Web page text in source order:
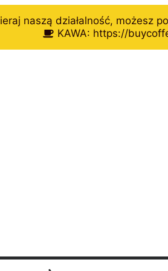
naszą działalność, możesz
KAWA: https://